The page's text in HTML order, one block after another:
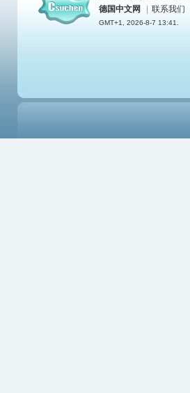
德国中文网
联系我们
GMT+1, 2026-8-7 13:41.